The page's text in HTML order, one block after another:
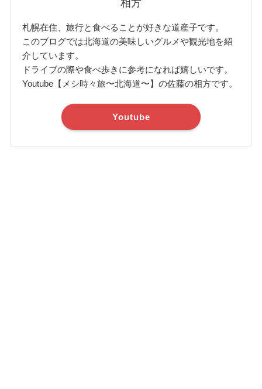
相方
札幌在住、旅行と食べることが好きな道産子です。
このブログでは北海道の美味しいグルメや観光地を紹
介しています。
ドライブの際や食べ歩きに参考になれば嬉しいです。
Youtube【メシ時々旅〜北海道〜】の佐藤の相方です。
Youtube